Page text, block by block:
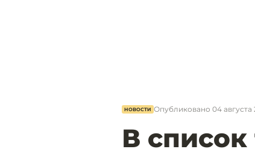
НОВОСТИ Опубликовано 04 августа
В список